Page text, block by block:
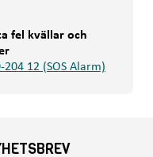
fel kvällar och
204 12 (SOS Alarm)